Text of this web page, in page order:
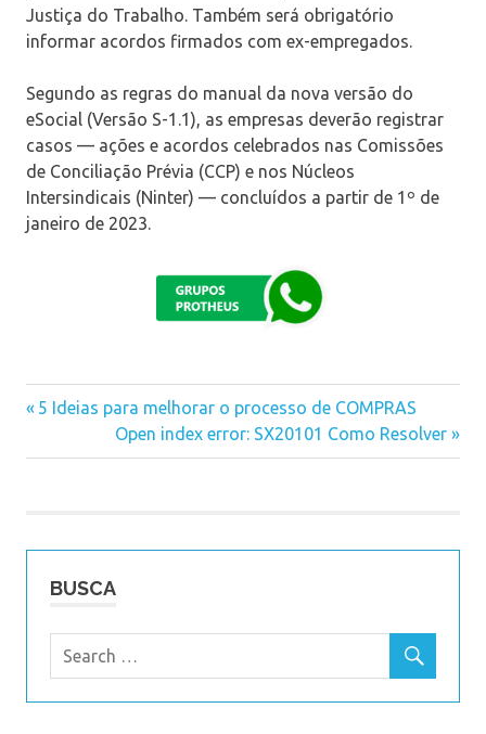
Justiça do Trabalho. Também será obrigatório
informar acordos firmados com ex-empregados.
Segundo as regras do manual da nova versão do
eSocial (Versão S-1.1), as empresas deverão registrar
casos — ações e acordos celebrados nas Comissões
de Conciliação Prévia (CCP) e nos Núcleos
Intersindicais (Ninter) — concluídos a partir de 1º de
janeiro de 2023.
esocial
Navegação
Previous
5 Ideias para melhorar o processo de COMPRAS
Next
Post:
Open index error: SX20101 Como Resolver
BUSCA